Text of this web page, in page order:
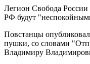
Легион Свобода России
РФ будут
Повстанцы
пушки, со словами
Владимиру